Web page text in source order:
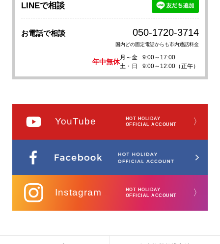
LINEで相談
お電話で相談 050-1720-3714
国内どの固定電話からも市内通話料金
年中無休
月～金
9:00～17:00
土・日
9:00～12:00（正午）
YouTube
HOT HOLIDAY
OFFICIAL ACCOUNT
〉
Instagram
HOT HOLIDAY
OFFICIAL ACCOUNT
〉